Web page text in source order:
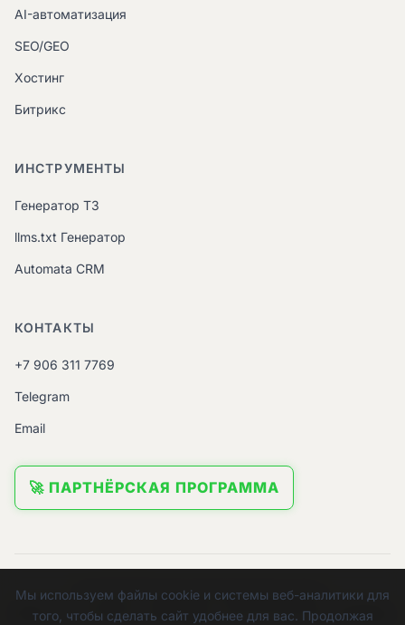
AI-автоматизация
SEO/GEO
Хостинг
Битрикс
ИНСТРУМЕНТЫ
Генератор ТЗ
llms.txt Генератор
Automata CRM
КОНТАКТЫ
+7 906 311 7769
Telegram
Email
🚀 ПАРТНЁРСКАЯ ПРОГРАММА
© 2026 ИП Урядов Евгений Евгеньевич.
ИНН:645112058391 |ОГРНИП:312645301900058 |ОКВЭД:
Мы используем файлы cookie и системы веб-аналитики для
того, чтобы сделать сайт удобнее для вас. Продолжая